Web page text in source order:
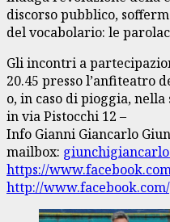
discorso pubblico,
del vocabolario: le
Gli incontri a
20.45 presso l’anfiteatro
o, in caso di pioggia,
in via Pistocchi 12 –
Info Gianni Giancarlo
mailbox:
https://
http://